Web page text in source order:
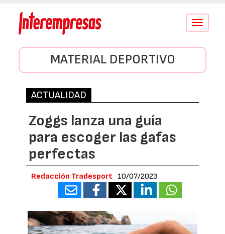
Conmutar
MATERIAL DEPORTIVO
ACTUALIDAD
Zoggs lanza una guía
para escoger las gafas
perfectas
Redacción Tradesport 10/07/2023